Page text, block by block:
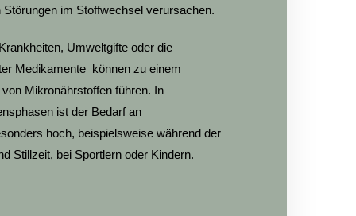
im Stoffwechsel verursachen.
Umweltgifte oder die
Medikamente können zu einem
Mikronährstoffen führen. In
ist der Bedarf an
hoch, beispielsweise während der
Stillzeit, bei Sportlern oder Kindern.